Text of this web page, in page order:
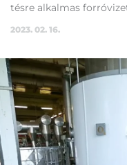
tés­re al­kal­mas
2023. 02. 16.